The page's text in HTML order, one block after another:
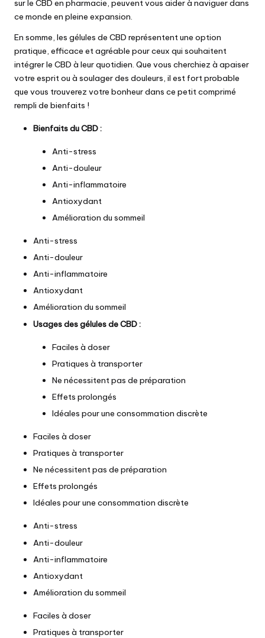
sur le CBD en pharmacie , peuvent vous aider à naviguer dans
ce monde en pleine expansion.
En somme, les gélules de CBD représentent une option
pratique, efficace et agréable pour ceux qui souhaitent
intégrer le CBD à leur quotidien. Que vous cherchiez à apaiser
votre esprit ou à soulager des douleurs, il est fort probable
que vous trouverez votre bonheur dans ce petit comprimé
rempli de bienfaits !
Bienfaits du CBD :
Anti-stress
Anti-douleur
Anti-inflammatoire
Antioxydant
Amélioration du sommeil
Anti-stress
Anti-douleur
Anti-inflammatoire
Antioxydant
Amélioration du sommeil
Usages des gélules de CBD :
Faciles à doser
Pratiques à transporter
Ne nécessitent pas de préparation
Effets prolongés
Idéales pour une consommation discrète
Faciles à doser
Pratiques à transporter
Ne nécessitent pas de préparation
Effets prolongés
Idéales pour une consommation discrète
Anti-stress
Anti-douleur
Anti-inflammatoire
Antioxydant
Amélioration du sommeil
Faciles à doser
Pratiques à transporter